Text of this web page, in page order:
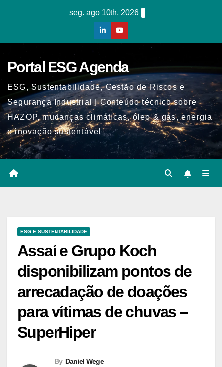
seg. ago 10th, 2026
Portal ESG Agenda
ESG, Sustentabilidade, Gestão de Riscos e
Segurança Industrial | Conteúdo técnico sobre
HAZOP, mudanças climáticas, óleo & gás, energia
e inovação sustentável
ESG E SUSTENTABILIDADE
Assaí e Grupo Koch
disponibilizam pontos de
arrecadação de doações
para vítimas de chuvas –
SuperHiper
By Daniel Wege